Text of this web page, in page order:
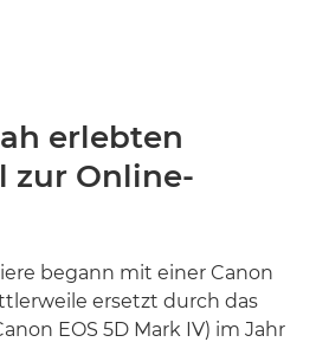
erlebten
zur Online-
begann mit einer Canon
ersetzt durch das
EOS 5D Mark IV) im Jahr